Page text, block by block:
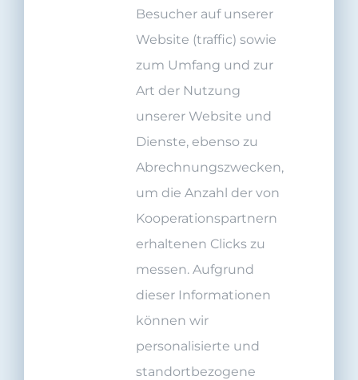
Besucher auf unserer
Website (traffic) sowie
zum Umfang und zur
Art der Nutzung
unserer Website und
Dienste, ebenso zu
Abrechnungszwecken,
um die Anzahl der von
Kooperationspartnern
erhaltenen Clicks zu
messen. Aufgrund
dieser Informationen
können wir
personalisierte und
standortbezogene